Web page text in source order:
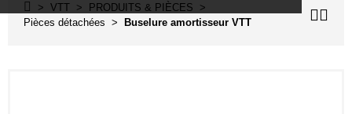
VTT
PRODUITS & PIÈCES
Pièces détachées
Buselure amortisseur VTT